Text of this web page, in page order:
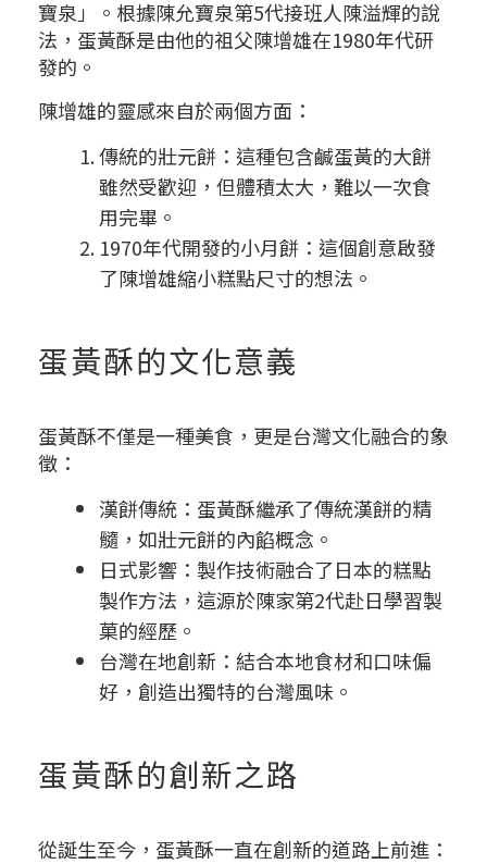
寶泉」。根據陳允寶泉第5代接班人陳溢輝的說
法，蛋黃酥是由他的祖父陳增雄在1980年代研
發的。
陳增雄的靈感來自於兩個方面：
傳統的壯元餅：這種包含鹹蛋黃的大餅
雖然受歡迎，但體積太大，難以一次食
用完畢。
1970年代開發的小月餅：這個創意啟發
了陳增雄縮小糕點尺寸的想法。
蛋黃酥的文化意義
蛋黃酥不僅是一種美食，更是台灣文化融合的象
徵：
漢餅傳統：蛋黃酥繼承了傳統漢餅的精
髓，如壯元餅的內餡概念。
日式影響：製作技術融合了日本的糕點
製作方法，這源於陳家第2代赴日學習製
菓的經歷。
台灣在地創新：結合本地食材和口味偏
好，創造出獨特的台灣風味。
蛋黃酥的創新之路
從誕生至今，蛋黃酥一直在創新的道路上前進：